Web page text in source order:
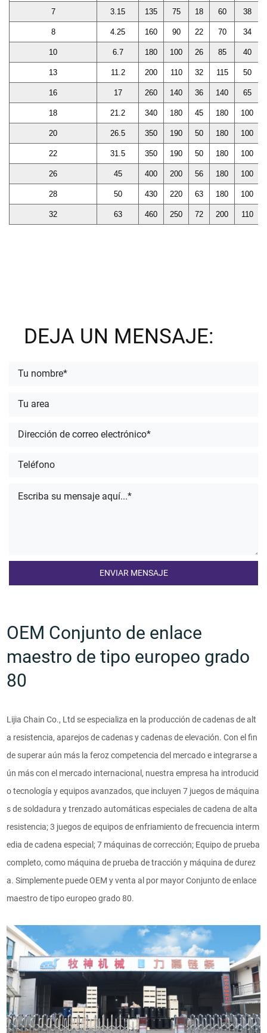
7 3.15 135 75 18 60 38
8 4.25 160 90 22 70 34
10 6.7 180 100 26 85 40
13 11.2 200 110 32 115 50
16 17 260 140 36 140 65
18 21.2 340 180 45 180 100
20 26.5 350 190 50 180 100
22 31.5 350 190 50 180 100
26 45 400 200 56 180 100
28 50 430 220 63 180 100
32 63 460 250 72 200 110
DEJA UN MENSAJE:
OEM Conjunto de enlace
maestro de tipo europeo grado
80
Lijia Chain Co., Ltd se especializa en la producción de cadenas de alt
a resistencia, aparejos de cadenas y cadenas de elevación. Con el fin
de superar aún más la feroz competencia del mercado e integrarse a
ún más con el mercado internacional, nuestra empresa ha introducid
o tecnología y equipos avanzados, que incluyen 7 juegos de máquina
s de soldadura y trenzado automáticas especiales de cadena de alta
resistencia; 3 juegos de equipos de enfriamiento de frecuencia interm
edia de cadena especial; 7 máquinas de corrección; Equipo de prueba
completo, como máquina de prueba de tracción y máquina de durez
a. Simplemente puede OEM y venta al por mayor Conjunto de enlace
maestro de tipo europeo grado 80.